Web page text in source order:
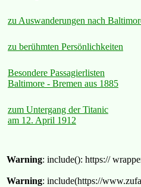
zu Auswanderungen nach
zu berühmten Persönlichkeiten
Besondere Passagierlisten
Baltimore - Bremen aus 1885
zum Untergang der Titanic
am 12. April 1912
Warning: include(): https://
Warning: include(https://